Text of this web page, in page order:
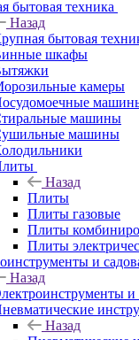
бытовая техника
Назад
бытовая
шкафы
камеры
машины
машины
Назад
Плиты
Плиты газовые
Плиты
Плиты
и
Назад
и
Назад